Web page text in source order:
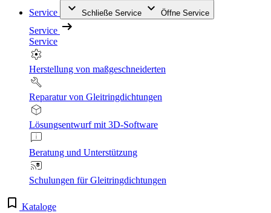
Service Schließe Service Öffne Service
Service
Service
Herstellung von maßgeschneiderten
Reparatur von Gleitringdichtungen
Lösungsentwurf mit 3D-Software
Beratung und Unterstützung
Schulungen für Gleitringdichtungen
Kataloge